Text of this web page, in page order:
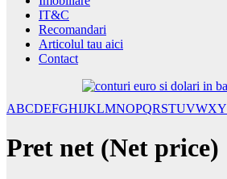
IT&C
Recomandari
Articolul tau aici
Contact
ABCDEFGHIJKLMNOPQRSTUVWXY
Pret net (Net price)